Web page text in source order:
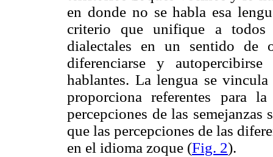
en donde no se habla esa
criterio que unifique a todos
dialectales en un sentido de
diferenciarse y
hablantes. La lengua se
proporciona referentes para
percepciones de las
que las percepciones de las
en el idioma zoque (Fig. 2).